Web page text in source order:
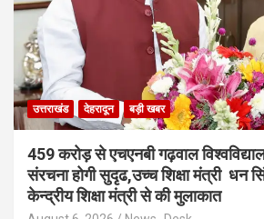
उत्तराखंड देहरादून बड़ी खबर
459 करोड़ से एचएनबी गढ़वाल
संरचना होगी सुदृढ,उच्च शिक्षा मंत्री धन
केन्द्रीय शिक्षा मंत्री से की मुलाकात